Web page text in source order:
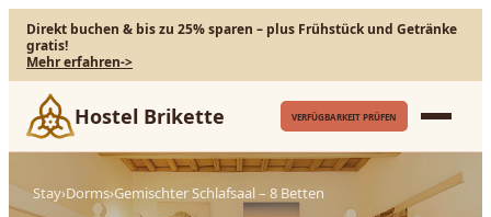
Direkt buchen & bis zu 25% sparen – plus Frühstück und Getränke
gratis!
Mehr erfahren->
Hostel Brikette VERFÜGBARKEIT PRÜFEN
Stay›Dorms›Gemischter Schlafsaal – 8 Betten